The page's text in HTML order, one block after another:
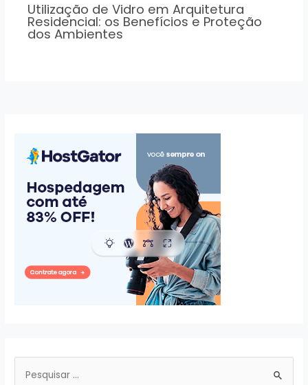
Utilização de Vidro em Arquitetura
Residencial: os Benefícios e Proteção
dos Ambientes